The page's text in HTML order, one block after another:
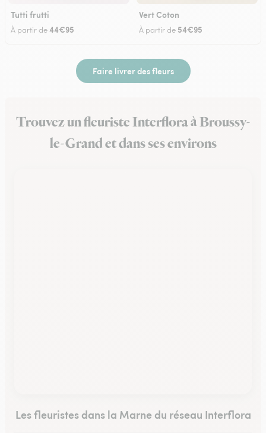
Tutti frutti
À partir de44€95
Vert Coton
À partir de 54€95
Faire livrer des fleurs
Trouvez un fleuriste Interflora à Broussy-
le-Grand et dans ses environs
Les fleuristes dans la Marne du réseau Interflora